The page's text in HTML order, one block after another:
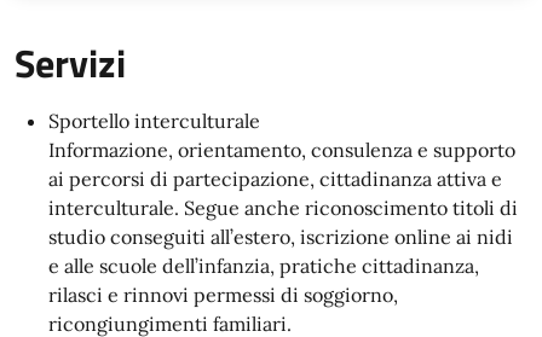
Servizi
Sportello interculturale
Informazione, orientamento, consulenza e supporto
ai percorsi di partecipazione, cittadinanza attiva e
interculturale. Segue anche riconoscimento titoli di
studio conseguiti all’estero, iscrizione online ai nidi
e alle scuole dell’infanzia, pratiche cittadinanza,
rilasci e rinnovi permessi di soggiorno,
ricongiungimenti familiari.